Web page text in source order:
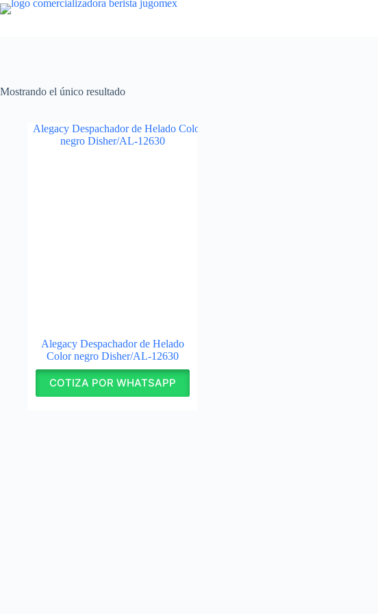
Saltar
al
Mostrando el único resultado
Alegacy Despachador de Helado
Color negro Disher/AL‑12630
COTIZA POR WHATSAPP